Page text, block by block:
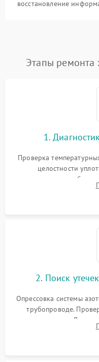
восстановление
Этапы ремонта
1.
Проверка
целостности
сопротивления
считывание кодов
2. Поиск
Опрессовка системы
трубопроводе.
течеискателем.
продувка